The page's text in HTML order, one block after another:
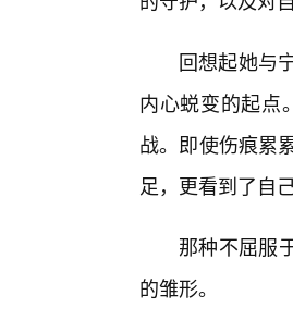
回想起她与
内心蜕变的起点
战。即使伤痕累
足，更看到了自
那种不屈服
的雏形。